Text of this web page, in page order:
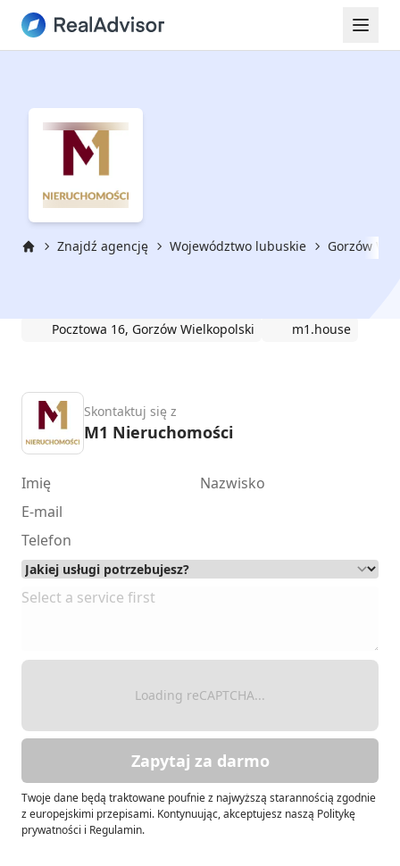
Znajdź agencję Województwo lubuskie Gorzów
Pocztowa 16, Gorzów Wielkopolski m1.house
Skontaktuj się z
M1 Nieruchomości
Loading reCAPTCHA...
Zapytaj za darmo
Twoje dane będą traktowane poufnie z najwyższą starannością zgodnie
z europejskimi przepisami. Kontynuując, akceptujesz naszą Politykę
prywatności i Regulamin.